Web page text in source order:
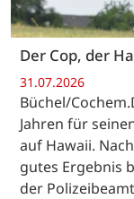
Der Cop, der
31.07.2026
Büchel/
Jahren für
auf Hawaii.
gutes Ergebnis
der